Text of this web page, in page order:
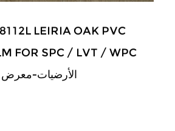
LEIRIA OAK PVC
FOR SPC / LVT / WPC
الأرضيات-معرض